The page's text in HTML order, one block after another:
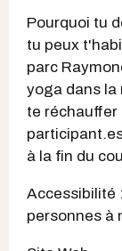
Pourquoi tu
tu peux
parc
yoga dans la
te réchauffer
à la fin du
Accessibilité
personnes à